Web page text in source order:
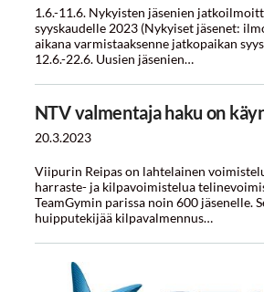
1.6.-11.6. Nykyisten jäsenien
syyskaudelle 2023 (Nykyiset jäsenet:
aikana varmistaaksenne jatkopaikan
12.6.-22.6. Uusien jäsenien…
NTV valmentaja haku on
20.3.2023
Viipurin Reipas on lahtelainen
harraste- ja kilpavoimistelua
TeamGymin parissa noin 600 jäsenelle.
huipputekijää kilpavalmennus…